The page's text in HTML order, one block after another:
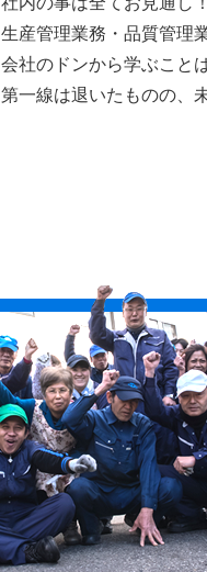
生産管理業務・品質管理
会社のドンから学ぶこと
第一線は退いたものの、